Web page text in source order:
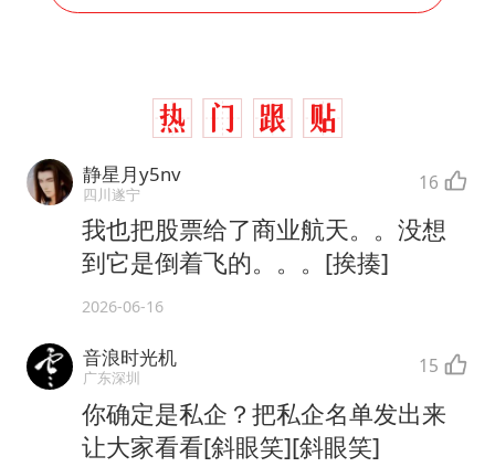
静星月y5nv
四川遂宁 16
我也把股票给了商业航天。。没想
到它是倒着飞的。。。[挨揍]
2026-06-16
音浪时光机
广东深圳 15
你确定是私企？把私企名单发出来
让大家看看[斜眼笑][斜眼笑]